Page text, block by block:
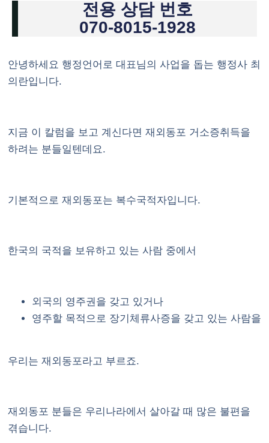
전용 상담 번호
070-8015-1928
안녕하세요 행정언어로 대표님의 사업을 돕는 행정사 최
의란입니다.
지금 이 칼럼을 보고 계신다면 재외동포 거소증취득을
하려는 분들일텐데요.
기본적으로 재외동포는 복수국적자입니다.
한국의 국적을 보유하고 있는 사람 중에서
외국의 영주권을 갖고 있거나
영주할 목적으로 장기체류사증을 갖고 있는 사람을
우리는 재외동포라고 부르죠.
재외동포 분들은 우리나라에서 살아갈 때 많은 불편을
겪습니다.